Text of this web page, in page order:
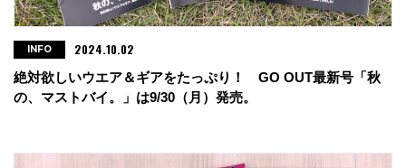
絶対欲しいウエア＆ギアをたっぷり！ GO OUT最新号「秋
の、マストバイ。」は9/30（月）発売。
INFO 2024.10.02